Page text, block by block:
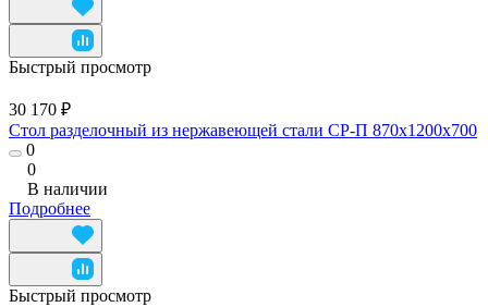
Быстрый просмотр
30 170 ₽
Стол разделочный из нержавеющей стали СР-П 870x1200x700
0
0
В наличии
Подробнее
Быстрый просмотр